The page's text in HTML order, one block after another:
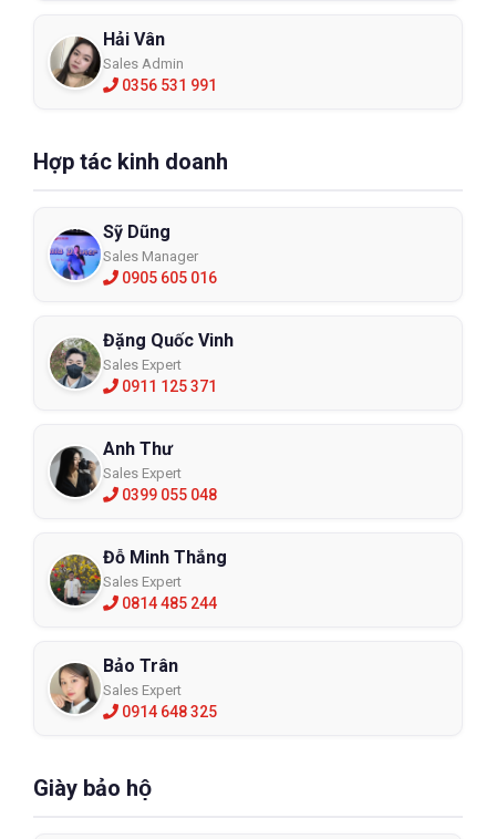
Hải Vân
Sales Admin
0356 531 991
Hợp tác kinh doanh
Sỹ Dũng
Sales Manager
0905 605 016
Đặng Quốc Vinh
Sales Expert
0911 125 371
Anh Thư
Sales Expert
0399 055 048
Đỗ Minh Thắng
Sales Expert
0814 485 244
Bảo Trân
Sales Expert
0914 648 325
Giày bảo hộ